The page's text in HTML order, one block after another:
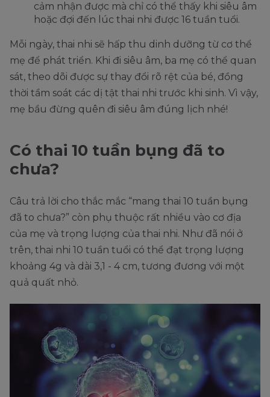
cảm nhận được mà chỉ có thể thấy khi siêu âm
hoặc đợi đến lúc thai nhi được 16 tuần tuổi.
Mỗi ngày, thai nhi sẽ hấp thu dinh dưỡng từ cơ thể
mẹ để phát triển. Khi đi siêu âm, ba mẹ có thể quan
sát, theo dõi được sự thay đổi rõ rệt của bé, đồng
thời tầm soát các dị tật thai nhi trước khi sinh. Vì vậy,
mẹ bầu đừng quên đi siêu âm đúng lịch nhé!
Có thai 10 tuần bụng đã to
chưa?
Câu trả lời cho thắc mắc “mang thai 10 tuần bụng
đã to chưa?” còn phụ thuộc rất nhiều vào cơ địa
của mẹ và trọng lượng của thai nhi. Như đã nói ở
trên, thai nhi 10 tuần tuổi có thể đạt trọng lượng
khoảng 4g và dài 3,1 - 4 cm, tương đương với một
quả quất nhỏ.